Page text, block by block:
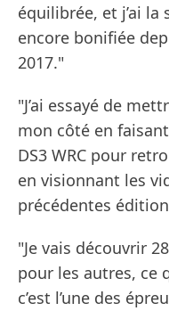
équilibrée, et j’ai la
encore bonifiée
2017."
"J’ai essayé de
mon côté en
DS3 WRC pour
en visionnant les
précédentes
"Je vais découvrir
pour les autres, ce
c’est l’une des